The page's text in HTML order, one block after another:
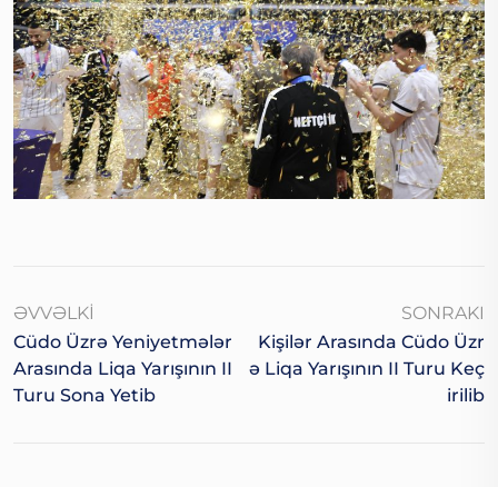
ƏVVƏLKI
Cüdo Üzrə Yeniyetmələr
Arasında Liqa Yarışının II
Turu Sona Yetib
SONRAKI
Kişilər Arasında Cüdo Üzr
Ə Liqa Yarışının II Turu Keç
Irilib